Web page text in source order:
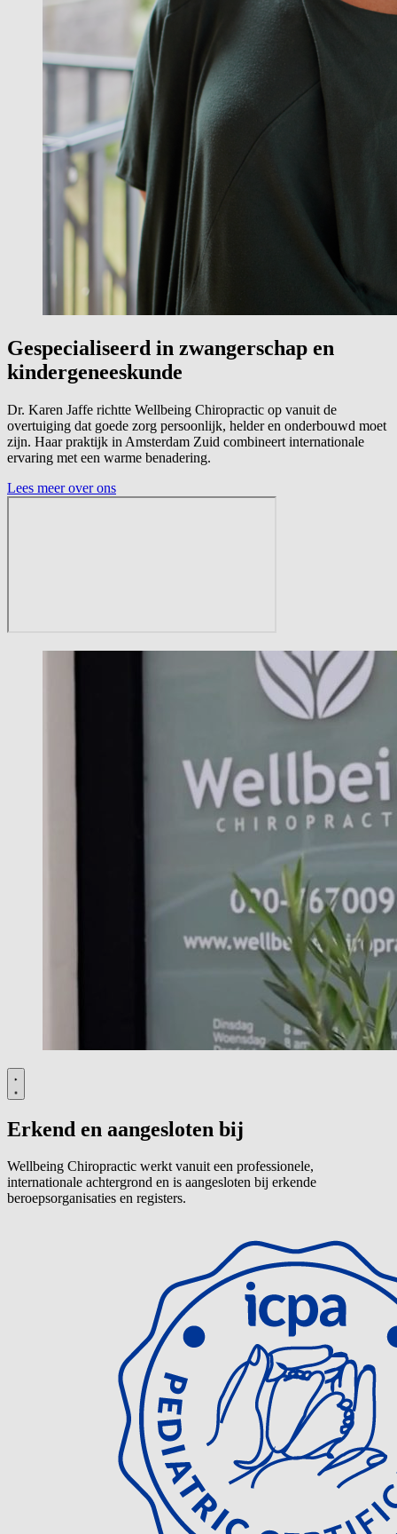
Gespecialiseerd in zwangerschap en
kindergeneeskunde
Dr. Karen Jaffe richtte Wellbeing Chiropractic op vanuit de
overtuiging dat goede zorg persoonlijk, helder en onderbouwd moet
zijn. Haar praktijk in Amsterdam Zuid combineert internationale
ervaring met een warme benadering.
Lees meer over ons
Erkend en aangesloten bij
Wellbeing Chiropractic werkt vanuit een professionele,
internationale achtergrond en is aangesloten bij erkende
beroepsorganisaties en registers.